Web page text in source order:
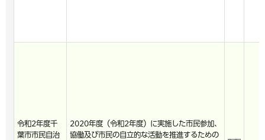
令和2年度千
葉市市民自治
2020年度（令和2年度）に実施した市民参加、
協働及び市民の自立的な活動を推進するための